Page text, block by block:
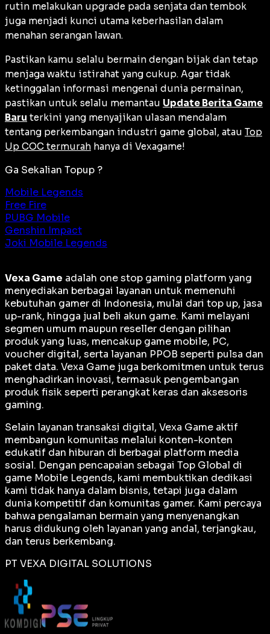
rutin melakukan upgrade pada senjata dan tembok
juga menjadi kunci utama keberhasilan dalam
menahan serangan lawan.
Pastikan kamu selalu bermain dengan bijak dan tetap
menjaga waktu istirahat yang cukup. Agar tidak
ketinggalan informasi mengenai dunia permainan,
pastikan untuk selalu memantau Update Berita Game
Baru terkini yang menyajikan ulasan mendalam
tentang perkembangan industri game global, atau Top
Up COC termurah hanya di Vexagame!
Ga Sekalian Topup ?
Mobile Legends
Free Fire
PUBG Mobile
Genshin Impact
Joki Mobile Legends
Vexa Game adalah one stop gaming platform yang
menyediakan berbagai layanan untuk memenuhi
kebutuhan gamer di Indonesia, mulai dari top up, jasa
up-rank, hingga jual beli akun game. Kami melayani
segmen umum maupun reseller dengan pilihan
produk yang luas, mencakup game mobile, PC,
voucher digital, serta layanan PPOB seperti pulsa dan
paket data. Vexa Game juga berkomitmen untuk terus
menghadirkan inovasi, termasuk pengembangan
produk fisik seperti perangkat keras dan aksesoris
gaming.
Selain layanan transaksi digital, Vexa Game aktif
membangun komunitas melalui konten-konten
edukatif dan hiburan di berbagai platform media
sosial. Dengan pencapaian sebagai Top Global di
game Mobile Legends, kami membuktikan dedikasi
kami tidak hanya dalam bisnis, tetapi juga dalam
dunia kompetitif dan komunitas gamer. Kami percaya
bahwa pengalaman bermain yang menyenangkan
harus didukung oleh layanan yang andal, terjangkau,
dan terus berkembang.
PT VEXA DIGITAL SOLUTIONS